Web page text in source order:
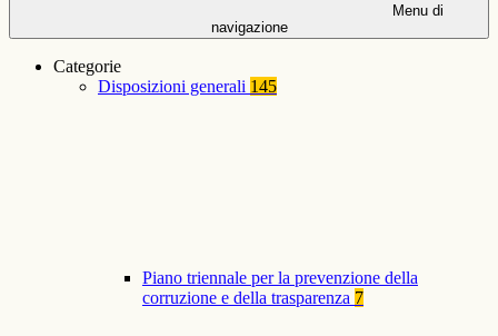
Menu di
navigazione
Categorie
Disposizioni generali 145
Piano triennale per la prevenzione della
corruzione e della trasparenza 7